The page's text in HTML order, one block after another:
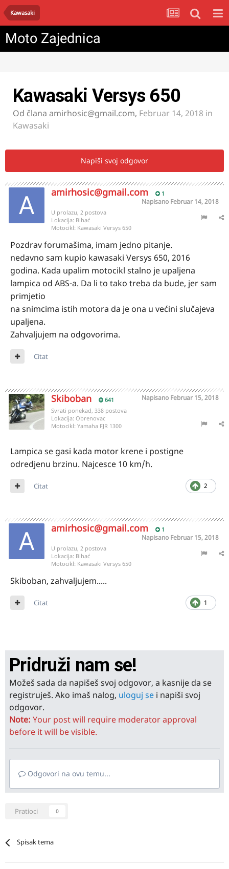
Kawasaki
Moto Zajednica
Kawasaki Versys 650
Od člana amirhosic@gmail.com, Februar 14, 2018 in
Kawasaki
Napiši svoj odgovor
amirhosic@gmail.com 1
Napisano Februar 14, 2018
U prolazu, 2 postova
Lokacija: Bihać
Motocikl: Kawasaki Versys 650
Pozdrav forumašima, imam jedno pitanje.
nedavno sam kupio kawasaki Versys 650, 2016
godina. Kada upalim motocikl stalno je upaljena
lampica od ABS-a. Da li to tako treba da bude, jer sam
primjetio
na snimcima istih motora da je ona u većini slučajeva
upaljena.
Zahvaljujem na odgovorima.
Citat
Skiboban 641 Napisano Februar 15, 2018
Svrati ponekad, 338 postova
Lokacija: Obrenovac
Motocikl: Yamaha FJR 1300
Lampica se gasi kada motor krene i postigne
odredjenu brzinu. Najcesce 10 km/h.
2
Citat
amirhosic@gmail.com 1
Napisano Februar 15, 2018
U prolazu, 2 postova
Lokacija: Bihać
Motocikl: Kawasaki Versys 650
Skiboban, zahvaljujem.....
1
Citat
Pridruži nam se!
Možeš sada da napišeš svoj odgovor, a kasnije da se
registruješ. Ako imaš nalog, uloguj se i napiši svoj
odgovor.
Note: Your post will require moderator approval
before it will be visible.
Odgovori na ovu temu...
Pratioci 0
Spisak tema